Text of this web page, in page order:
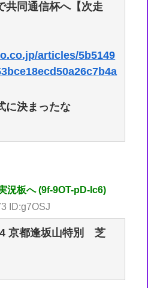
共同通信杯へ【次走
articles/5b5149
に決まったな
況板へ (9f-9OT-pD-Ic6)
ID:g7OSJ
京都逢坂山特別 芝